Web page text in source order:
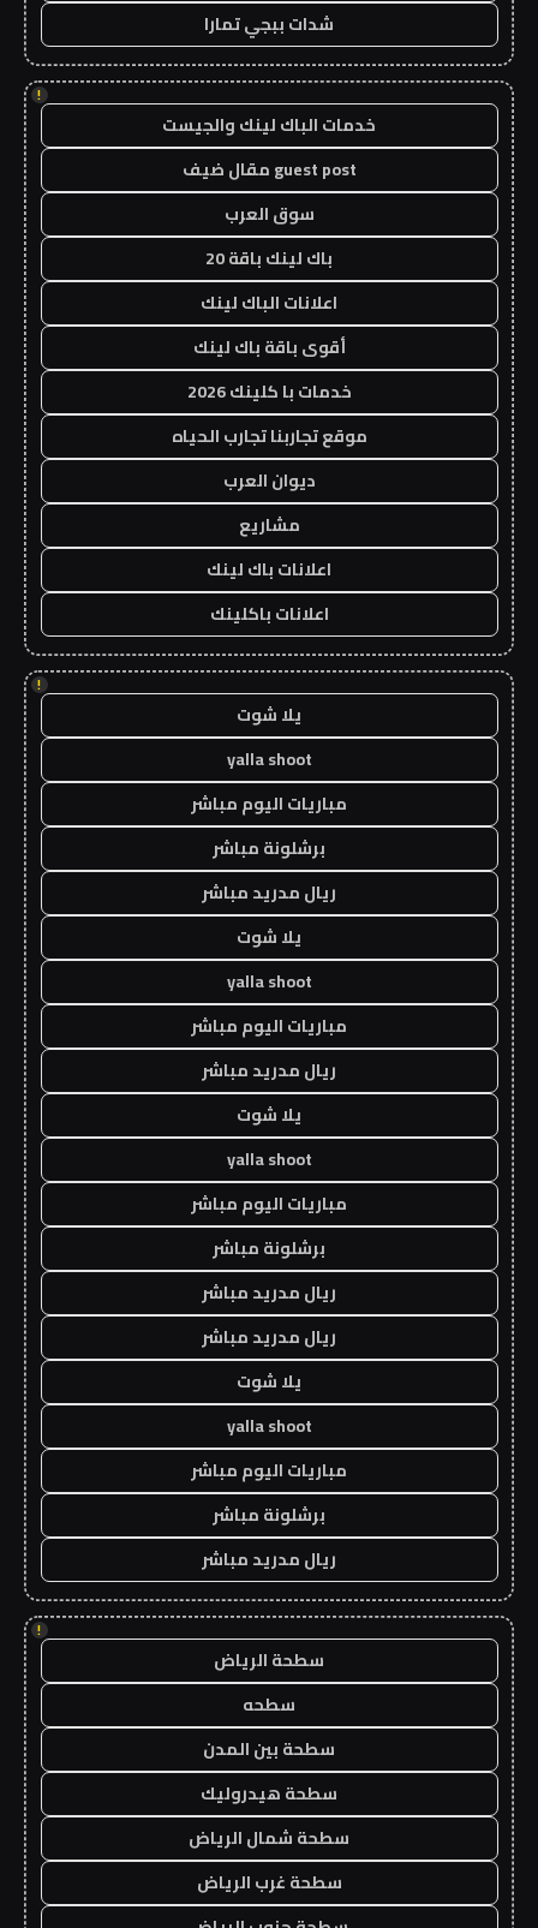
شدات ببجي تمارا
!
خدمات الباك لينك والجيست
guest post مقال ضيف
سوق العرب
باك لينك باقة 20
اعلانات الباك لينك
أقوى باقة باك لينك
خدمات با كلينك 2026
موقع تجاربنا تجارب الحياه
ديوان العرب
مشاريع
اعلانات باك لينك
اعلانات باكلينك
!
يلا شوت
yalla shoot
مباريات اليوم مباشر
برشلونة مباشر
ريال مدريد مباشر
يلا شوت
yalla shoot
مباريات اليوم مباشر
ريال مدريد مباشر
يلا شوت
yalla shoot
مباريات اليوم مباشر
برشلونة مباشر
ريال مدريد مباشر
ريال مدريد مباشر
يلا شوت
yalla shoot
مباريات اليوم مباشر
برشلونة مباشر
ريال مدريد مباشر
!
سطحة الرياض
سطحه
سطحة بين المدن
سطحة هيدروليك
سطحة شمال الرياض
سطحة غرب الرياض